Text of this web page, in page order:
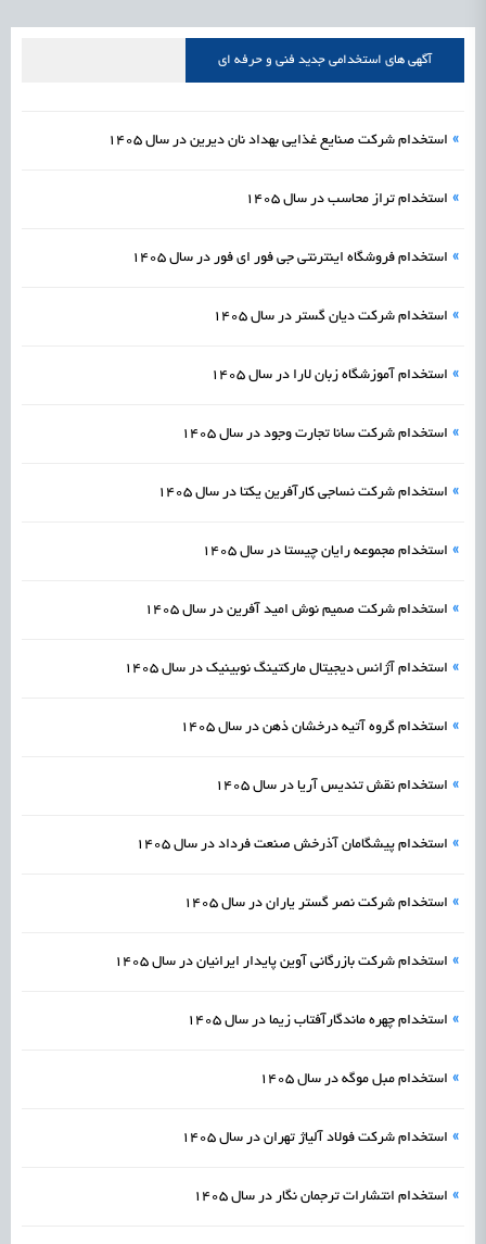
علمی
1405/05/19 اشتغال و کارآفرینی رسیدن مجوز ایجاد «سندباکس» به نهادهای توسعه‌ای و صنفی
آگهی های استخدامی جدید فنی و حرفه ای
» استخدام شرکت صنایع غذایی بهداد نان دیرین در سال 1405
» استخدام تراز محاسب در سال 1405
» استخدام فروشگاه اینترنتی جی فور ای فور در سال 1405
» استخدام شرکت دیان گستر در سال 1405
» استخدام آموزشگاه زبان لارا در سال 1405
» استخدام شرکت سانا تجارت وجود در سال 1405
» استخدام شرکت نساجی کارآفرین یکتا در سال 1405
» استخدام مجموعه رایان چیستا در سال 1405
» استخدام شرکت صمیم نوش امید آفرین در سال 1405
» استخدام آژانس دیجیتال مارکتینگ نوبینیک در سال 1405
» استخدام گروه آتیه درخشان ذهن در سال 1405
» استخدام نقش تندیس آریا در سال 1405
» استخدام پیشگامان آذرخش صنعت فرداد در سال 1405
» استخدام شرکت نصر گستر یاران در سال 1405
» استخدام شرکت بازرگانی آوین پایدار ایرانیان در سال 1405
» استخدام چهره ماندگارآفتاب زیما در سال 1405
» استخدام مبل موگه در سال 1405
» استخدام شرکت فولاد آلیاژ تهران در سال 1405
» استخدام انتشارات ترجمان نگار در سال 1405